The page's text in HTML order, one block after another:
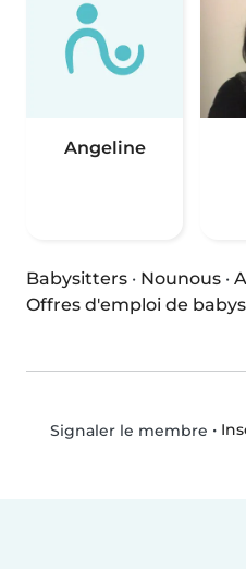
Angeline
Babysitters · Nounous ·
Offres d'emploi de
Signaler le membre •